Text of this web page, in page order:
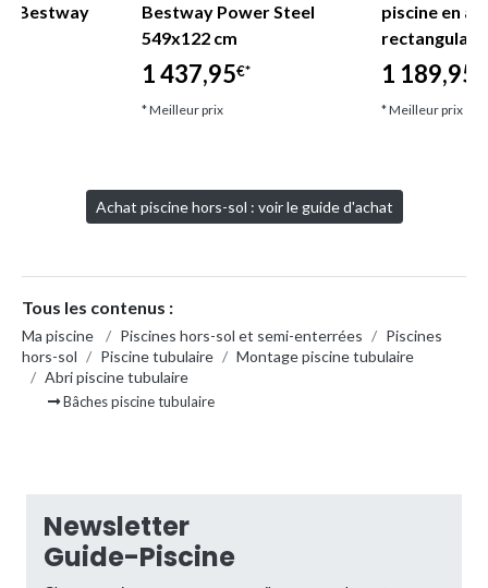
Bestway
Bestway Power Steel
549x122 cm
1 437,95€*
* Meilleur prix
piscine en
1 189,95
* Meilleur prix
Achat piscine hors-sol : voir le guide d'achat
Tous les contenus :
Ma piscine / Piscines hors-sol et semi-enterrées / Piscines
hors-sol / Piscine tubulaire / Montage piscine tubulaire
/ Abri piscine tubulaire
Bâches piscine tubulaire
Newsletter
Guide-Piscine